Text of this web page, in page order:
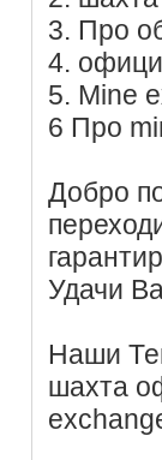
3. Про
4.
5. Mine
6 Про
Добро
Удачи
Наши
шахта